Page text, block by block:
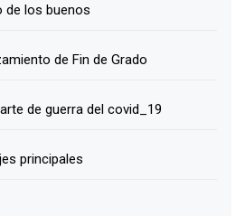
de los buenos
de Fin de Grado
de guerra del covid_19
principales